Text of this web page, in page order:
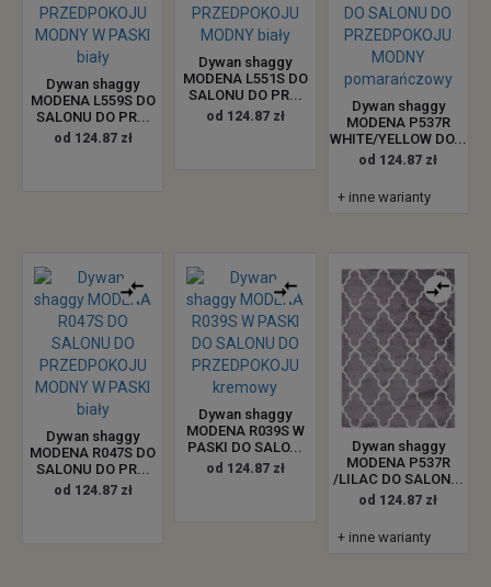
Dywan shaggy
MODENA L559S DO
SALONU DO PR...
od 124.87 zł
Dywan shaggy
MODENA L551S DO
SALONU DO PR...
od 124.87 zł
Dywan shaggy
MODENA P537R
WHITE/YELLOW DO...
od 124.87 zł
+ inne warianty
Dywan shaggy
MODENA R047S DO
SALONU DO PR...
od 124.87 zł
Dywan shaggy
MODENA R039S W
PASKI DO SALO...
od 124.87 zł
Dywan shaggy
MODENA P537R
/LILAC DO SALON...
od 124.87 zł
+ inne warianty